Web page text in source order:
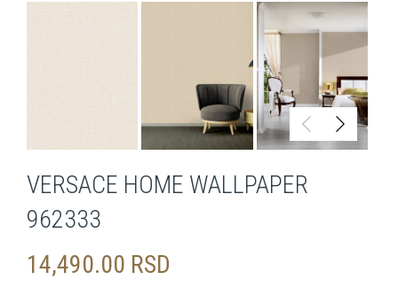
VERSACE HOME WALLPAPER
962333
14,490.00 RSD